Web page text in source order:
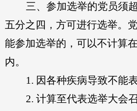
三、参加选举的党员须
五分之四，方可进行选举。
能参加选举的，可以不计算
内。
1. 因各种疾病导致不能
2. 计算至代表选举大会